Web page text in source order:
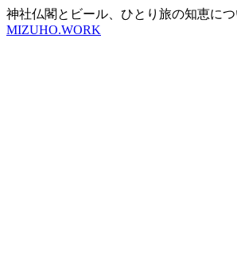
神社仏閣とビール、ひとり旅の知恵につ
MIZUHO.WORK